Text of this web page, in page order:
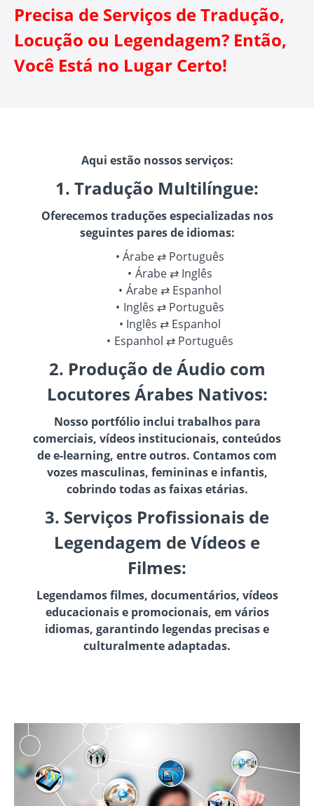
Precisa de Serviços de Tradução,
Locução ou Legendagem? Então,
Você Está no Lugar Certo!
Aqui estão nossos serviços:
1. Tradução Multilíngue:
Oferecemos traduções especializadas nos
seguintes pares de idiomas:
Árabe ⇄ Português
Árabe ⇄ Inglês
Árabe ⇄ Espanhol
Inglês ⇄ Português
Inglês ⇄ Espanhol
Espanhol ⇄ Português
2. Produção de Áudio com
Locutores Árabes Nativos:
Nosso portfólio inclui trabalhos para
comerciais, vídeos institucionais, conteúdos
de e-learning, entre outros. Contamos com
vozes masculinas, femininas e infantis,
cobrindo todas as faixas etárias.
3. Serviços Profissionais de
Legendagem de Vídeos e
Filmes:
Legendamos filmes, documentários, vídeos
educacionais e promocionais, em vários
idiomas, garantindo legendas precisas e
culturalmente adaptadas.